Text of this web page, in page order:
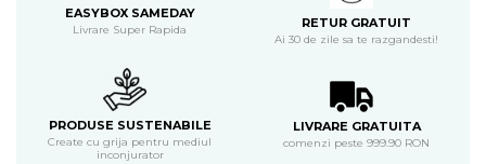
EASYBOX SAMEDAY
Livrare Super Rapida RETUR GRATUIT
Ai 30 de zile sa te razgandesti!
PRODUSE SUSTENABILE
Create cu grija pentru mediul
inconjurator
LIVRARE GRATUITA
comenzi peste 999.90 RON